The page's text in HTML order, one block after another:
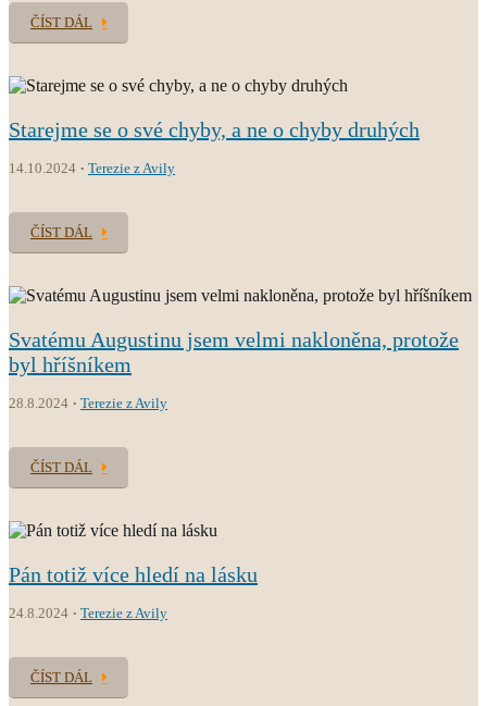
ČÍST DÁL
Starejme se o své chyby, a ne o chyby druhých
14.10.2024 Terezie z Avily
ČÍST DÁL
Svatému Augustinu jsem velmi nakloněna, protože
byl hříšníkem
28.8.2024 Terezie z Avily
ČÍST DÁL
Pán totiž více hledí na lásku
24.8.2024 Terezie z Avily
ČÍST DÁL